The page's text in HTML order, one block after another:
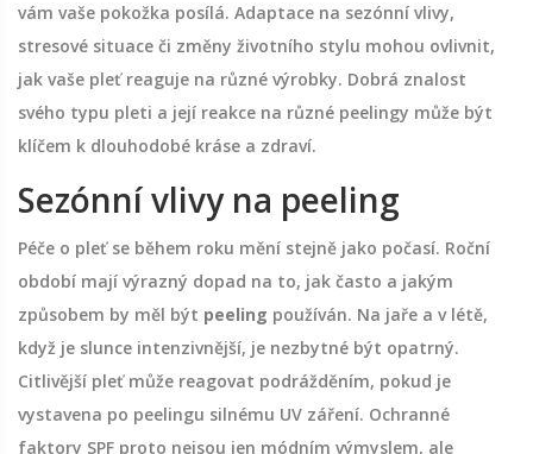
vám vaše pokožka posílá. Adaptace na sezónní vlivy,
stresové situace či změny životního stylu mohou ovlivnit,
jak vaše pleť reaguje na různé výrobky. Dobrá znalost
svého typu pleti a její reakce na různé peelingy může být
klíčem k dlouhodobé kráse a zdraví.
Sezónní vlivy na peeling
Péče o pleť se během roku mění stejně jako počasí. Roční
období mají výrazný dopad na to, jak často a jakým
způsobem by měl být peeling používán. Na jaře a v létě,
když je slunce intenzivnější, je nezbytné být opatrný.
Citlivější pleť může reagovat podrážděním, pokud je
vystavena po peelingu silnému UV záření. Ochranné
faktory SPF proto nejsou jen módním výmyslem, ale